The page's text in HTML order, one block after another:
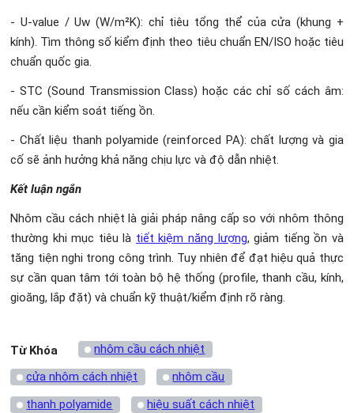
- U-value / Uw (W/m²K): chỉ tiêu tổng thể của cửa (khung +
kính). Tìm thông số kiểm định theo tiêu chuẩn EN/ISO hoặc tiêu
chuẩn quốc gia.
- STC (Sound Transmission Class) hoặc các chỉ số cách âm:
nếu cần kiểm soát tiếng ồn.
- Chất liệu thanh polyamide (reinforced PA): chất lượng và gia
cố sẽ ảnh hưởng khả năng chịu lực và độ dẫn nhiệt.
Kết luận ngắn
Nhôm cầu cách nhiệt là giải pháp nâng cấp so với nhôm thông
thường khi mục tiêu là tiết kiệm năng lượng, giảm tiếng ồn và
tăng tiện nghi trong công trình. Tuy nhiên để đạt hiệu quả thực
sự cần quan tâm tới toàn bộ hệ thống (profile, thanh cầu, kính,
gioăng, lắp đặt) và chuẩn kỹ thuật/kiểm định rõ ràng.
Từ Khóa
nhôm cầu cách nhiệt
cửa nhôm cách nhiệt
nhôm cầu
thanh polyamide
hiệu suất cách nhiệt